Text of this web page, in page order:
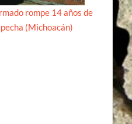
rompe 14 años de
(Michoacán)